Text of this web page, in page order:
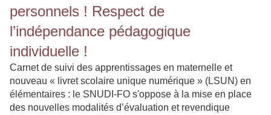
personnels ! Respect de
l’indépendance pédagogique
individuelle !
Carnet de suivi des apprentissages en maternelle et
nouveau « livret scolaire unique numérique » (LSUN) en
élémentaires : le SNUDI-FO s'oppose à la mise en place
des nouvelles modalités d’évaluation et revendique